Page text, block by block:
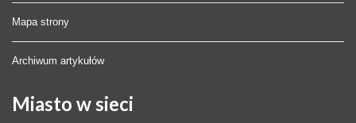
Mapa strony
Archiwum artykułów
Miasto w sieci